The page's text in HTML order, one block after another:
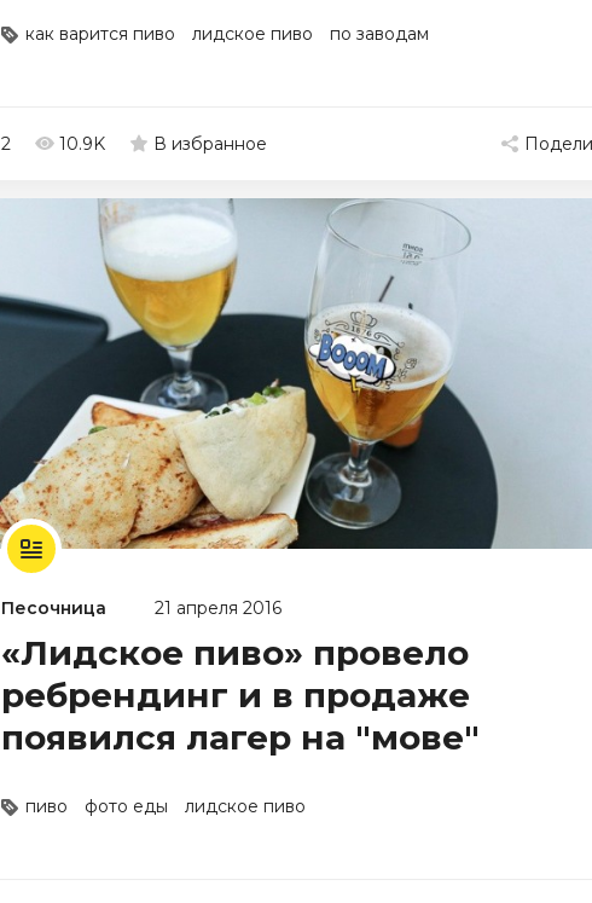
как варится пиво лидское пиво по заводам
2 10.9K В избранное
Песочница 21 апреля 2016
«Лидское пиво» провело
ребрендинг и в продаже
появился лагер на "мове"
пиво фото еды лидское пиво